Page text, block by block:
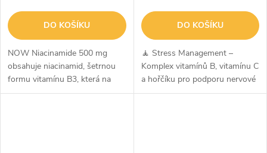
DO KOŠÍKU
NOW Niacinamide 500 mg
obsahuje niacinamid, šetrnou
formu vitamínu B3, která na
rozdíl od klasického niacinu
DO KOŠÍKU
🧘 Stress Management –
Komplex vitamínů B, vitamínu C
a hořčíku pro podporu nervové
soustavy, energie a zvládání